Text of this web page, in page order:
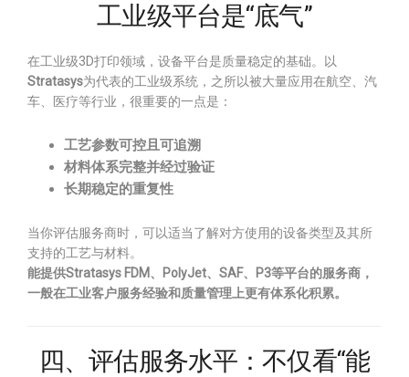
工业级平台是“底气”
在工业级3D打印领域，设备平台是质量稳定的基础。以
Stratasys为代表的工业级系统，之所以被大量应用在航空、汽
车、医疗等行业，很重要的一点是：
工艺参数可控且可追溯
材料体系完整并经过验证
长期稳定的重复性
当你评估服务商时，可以适当了解对方使用的设备类型及其所
支持的工艺与材料。
能提供Stratasys FDM、PolyJet、SAF、P3等平台的服务商，
一般在工业客户服务经验和质量管理上更有体系化积累。
四、评估服务水平：不仅看“能